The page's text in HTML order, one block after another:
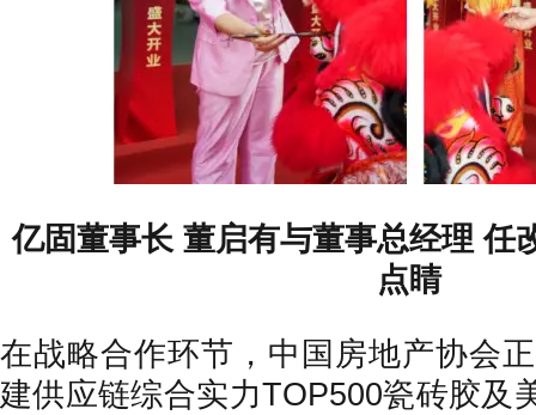
亿固董事长 董启有与董事总经理 任
点睛
在战略合作环节，中国房地产协会
建供应链综合实力TOP500瓷砖胶及